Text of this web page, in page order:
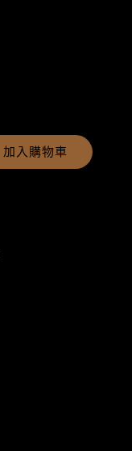
加入購物車